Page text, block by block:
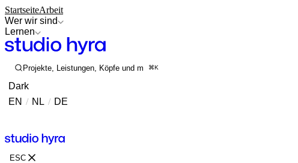
StartseiteArbeit
Wer wir sind
Lernen
Projekte, Leistungen, Köpfe und mehr durchsuchen
⌘K
Dark
EN / NL / DE
ESC